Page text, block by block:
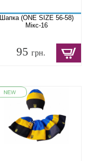
Шапка (ONE SIZE 56-58)
Мікс-16
95 грн.